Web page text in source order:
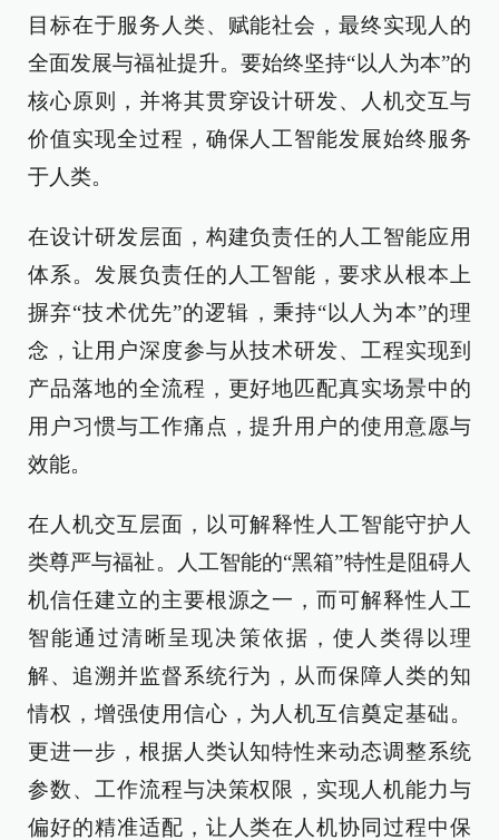
目标在于服务人类、赋能社会，最终实现人的
全面发展与福祉提升。要始终坚持“以人为本”的
核心原则，并将其贯穿设计研发、人机交互与
价值实现全过程，确保人工智能发展始终服务
于人类。
在设计研发层面，构建负责任的人工智能应用
体系。发展负责任的人工智能，要求从根本上
摒弃“技术优先”的逻辑，秉持“以人为本”的理
念，让用户深度参与从技术研发、工程实现到
产品落地的全流程，更好地匹配真实场景中的
用户习惯与工作痛点，提升用户的使用意愿与
效能。
在人机交互层面，以可解释性人工智能守护人
类尊严与福祉。人工智能的“黑箱”特性是阻碍人
机信任建立的主要根源之一，而可解释性人工
智能通过清晰呈现决策依据，使人类得以理
解、追溯并监督系统行为，从而保障人类的知
情权，增强使用信心，为人机互信奠定基础。
更进一步，根据人类认知特性来动态调整系统
参数、工作流程与决策权限，实现人机能力与
偏好的精准适配，让人类在人机协同过程中保